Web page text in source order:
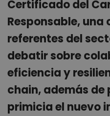
Certificado del
Responsable,
referentes del
debatir sobre
eficiencia y
chain, además de
primicia el nuevo